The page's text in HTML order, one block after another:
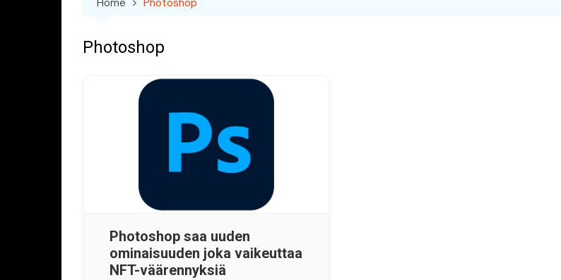
Photoshop
Photoshop saa uuden
ominaisuuden joka vaikeuttaa
NFT-väärennyksiä